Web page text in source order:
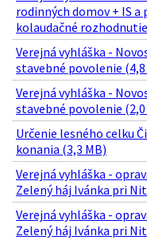
rodinných domov + IS
kolaudačné
Verejná vyhláška -
stavebné povolenie (4,8
Verejná vyhláška -
stavebné povolenie (2,0
Určenie lesného celku
konania (3,3 MB)
Verejná vyhláška -
Zelený háj Ivánka pri
Verejná vyhláška -
Zelený háj Ivánka pri